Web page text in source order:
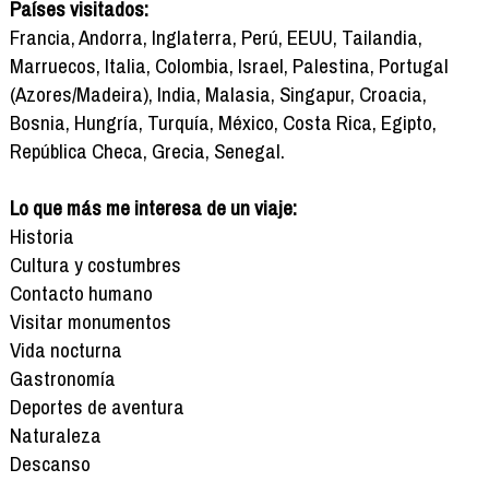
Países visitados:
Francia, Andorra, Inglaterra, Perú, EEUU, Tailandia,
Marruecos, Italia, Colombia, Israel, Palestina, Portugal
(Azores/Madeira), India, Malasia, Singapur, Croacia,
Bosnia, Hungría, Turquía, México, Costa Rica, Egipto,
República Checa, Grecia, Senegal.
Lo que más me interesa de un viaje:
Historia
Cultura y costumbres
Contacto humano
Visitar monumentos
Vida nocturna
Gastronomía
Deportes de aventura
Naturaleza
Descanso